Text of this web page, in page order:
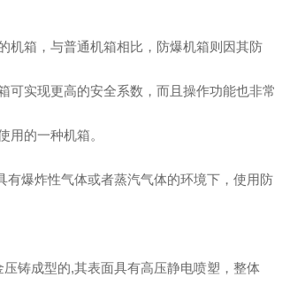
机箱，与普通机箱相比，防爆机箱则因其防
可实现更高的安全系数，而且操作功能也非常
用的一种机箱。
爆炸性气体或者蒸汽气体的环境下，使用防
铸成型的,其表面具有高压静电喷塑，整体